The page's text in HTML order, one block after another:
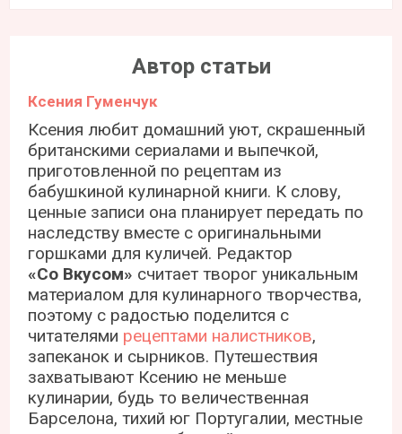
Автор статьи
Ксения Гуменчук
Ксения любит домашний уют, скрашенный
британскими сериалами и выпечкой,
приготовленной по рецептам из
бабушкиной кулинарной книги. К слову,
ценные записи она планирует передать по
наследству вместе с оригинальными
горшками для куличей. Редактор
«Со Вкусом» считает творог уникальным
материалом для кулинарного творчества,
поэтому с радостью поделится с
читателями рецептами налистников,
запеканок и сырников. Путешествия
захватывают Ксению не меньше
кулинарии, будь то величественная
Барселона, тихий юг Португалии, местные